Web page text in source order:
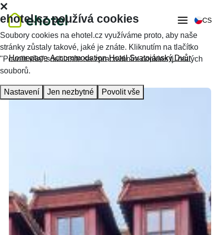
CS
Homepage Accommodation Hotel Svatojánský Dvůr
ehotel.cz používá cookies
Soubory cookies na ehotel.cz využíváme proto, aby naše
stránky zůstaly takové, jaké je znáte. Kliknutím na tlačítko
"Povolit vše" souhlasíte se zpracováním cookies tj. malých
souborů.
Nastavení Jen nezbytné Povolit vše